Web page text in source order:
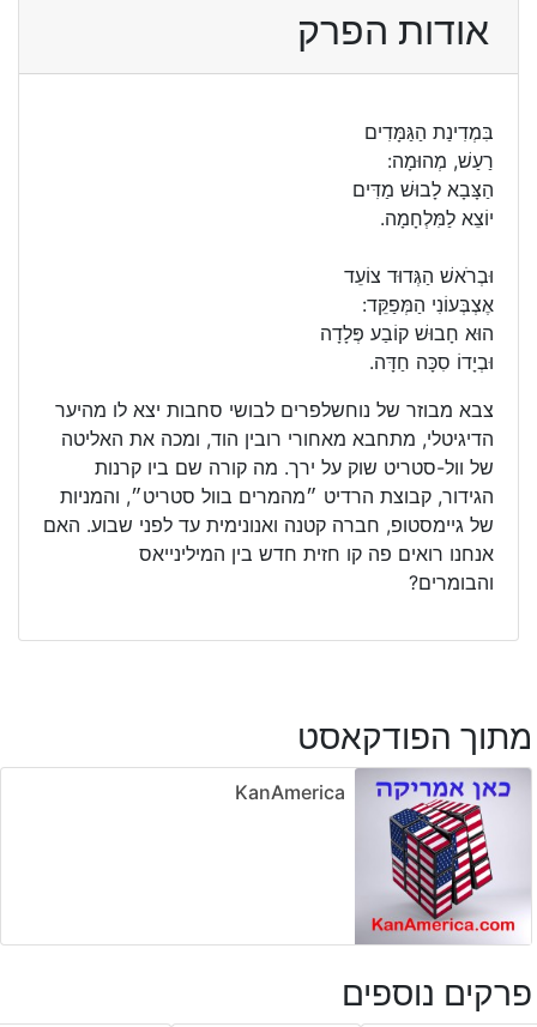
אודות הפרק
בִּמְדִינַת הַגַּמָּדִים
רַעַשׁ, מְהוּמָה:
הַצָּבָא לָבוּשׁ מַדִּים
יוֹצֵא לַמִּלְחָמָה.
וּבְרֹאשׁ הַגְּדוּד צוֹעֵד
אֶצְבְּעוֹנִי הַמְּפַקֵּד:
הוּא חָבוּשׁ קוֹבַע פְּלָדָה
וּבְיָדוֹ סִכָּה חַדָּה.
צבא מבוזר של נוחשלפרים לבושי סחבות יצא לו מהיער
הדיגיטלי, מתחבא מאחורי רובין הוד, ומכה את האליטה
של וול-סטריט שוק על ירך. מה קורה שם ביו קרנות
הגידור, קבוצת הרדיט ״מהמרים בוול סטריט״, והמניות
של גיימסטופ, חברה קטנה ואנונימית עד לפני שבוע. האם
אנחנו רואים פה קו חזית חדש בין המילינייאס
והבומרים?
מתוך הפודקאסט
KanAmerica
פרקים נוספים